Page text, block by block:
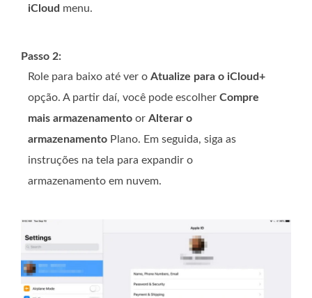
iCloud menu.
Passo 2:
Role para baixo até ver o Atualize para o iCloud+
opção. A partir daí, você pode escolher Compre
mais armazenamento or Alterar o
armazenamento Plano. Em seguida, siga as
instruções na tela para expandir o
armazenamento em nuvem.